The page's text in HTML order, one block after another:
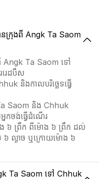
ក្រុងពី Angk Ta Saom
Angk Ta Saom ទៅ
រេដបឹស
និងកាលបរិច្ឆេទធ្វើ
Saom និង Chhuk
កចង់ធ្វើដំណើរ
ង ៦ ព្រឹក ពីម៉ោង ៦ ព្រឹក ដល់
៦ ល្ងាច ឬក្រោយម៉ោង ៦
Ta Saom ទៅ Chhuk